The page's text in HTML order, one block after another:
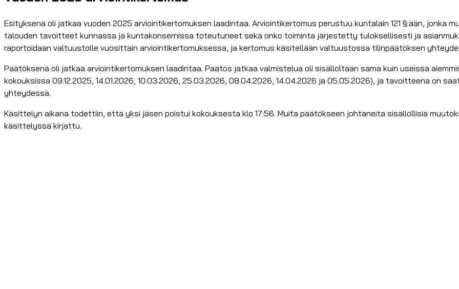
Esityksenä oli jatkaa vuoden 2025 arviointikertomuksen laadintaa. Arviointikertomus perustuu kuntalain 121 §:ään, jonka
talouden tavoitteet kunnassa ja kuntakonsernissa toteutuneet sekä onko toiminta järjestetty tuloksellisesti ja
raportoidaan valtuustolle vuosittain arviointikertomuksessa, ja kertomus käsitellään valtuustossa tilinpäätöksen
Päätöksenä oli jatkaa arviointikertomuksen laadintaa. Päätös jatkaa valmistelua oli sisällöltään sama kuin useissa
kokouksissa 09.12.2025, 14.01.2026, 10.03.2026, 25.03.2026, 08.04.2026, 14.04.2026 ja 05.05.2026), ja tavoitteena on
yhteydessä.
Käsittelyn aikana todettiin, että yksi jäsen poistui kokouksesta klo 17:56. Muita päätökseen johtaneita sisällöllisiä
käsittelyssä kirjattu.